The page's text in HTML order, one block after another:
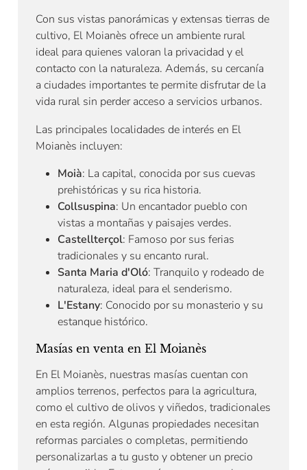
Con sus vistas panorámicas y extensas tierras de
cultivo, El Moianès ofrece un ambiente rural
ideal para quienes valoran la privacidad y el
contacto con la naturaleza. Además, su cercanía
a ciudades importantes te permite disfrutar de la
vida rural sin perder acceso a servicios urbanos.
Las principales localidades de interés en El
Moianès incluyen:
Moià: La capital, conocida por sus cuevas
prehistóricas y su rica historia.
Collsuspina: Un encantador pueblo con
vistas a montañas y paisajes verdes.
Castellterçol: Famoso por sus ferias
tradicionales y su encanto rural.
Santa Maria d'Oló: Tranquilo y rodeado de
naturaleza, ideal para el senderismo.
L'Estany: Conocido por su monasterio y su
estanque histórico.
Masías en venta en El Moianès
En El Moianès, nuestras masías cuentan con
amplios terrenos, perfectos para la agricultura,
como el cultivo de olivos y viñedos, tradicionales
en esta región. Algunas propiedades necesitan
reformas parciales o completas, permitiendo
personalizarlas a tu gusto y obtener un precio